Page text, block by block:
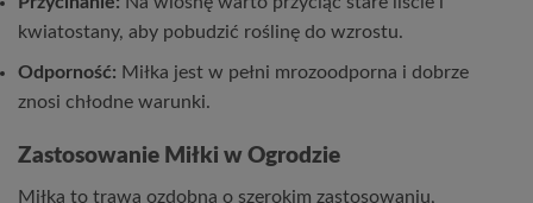
kwiatostany, aby pobudzić roślinę do wzrostu.
Odporność: Miłka jest w pełni mrozoodporna i dobrze
znosi chłodne warunki.
Zastosowanie Miłki w Ogrodzie
Miłka to trawa ozdobna o szerokim zastosowaniu,